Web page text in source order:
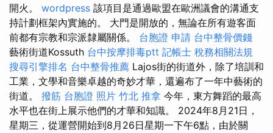
開火。 wordpress 該項目是通過歐盟在歐洲議會的溝通支
持計劃框架內實施的。 大門是開放的，無論在所有遊客面
前都有宗教和宗派隸屬關係。 台胞證 申請 台中整骨價錢
藝術街道Kossuth 台中按摩排毒ptt 記帳士 稅務相關法規
搜尋引擎排名 台中整骨推薦 Lajos街的街道外，除了培訓和
工業，文學和音樂卓越的奇妙才華，還遍布了一年中藝術的
街道。 撥筋 台胞證 照片 竹北 推拿 今年，東方舞蹈的最高
水平也在街上展示他們的才華和知識。 2024年8月21日，
星期三，從運營開始到8月26日星期一下午6點，由於關